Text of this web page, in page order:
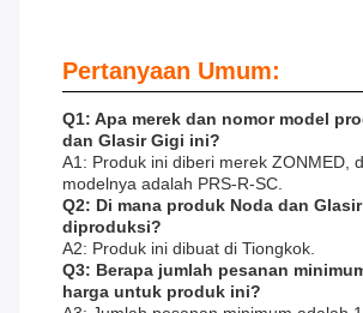
Pertanyaan Umum:
Q1: Apa merek dan nomor model
dan Glasir Gigi ini?
A1: Produk ini diberi merek ZONMED,
modelnya adalah PRS-R-SC.
Q2: Di mana produk Noda dan
diproduksi?
A2: Produk ini dibuat di Tiongkok.
Q3: Berapa jumlah pesanan
harga untuk produk ini?